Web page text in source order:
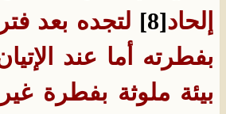
إلحاد[8]
لتجده بعد
بفطرته أما عند
بيئة ملوثة بفطرة